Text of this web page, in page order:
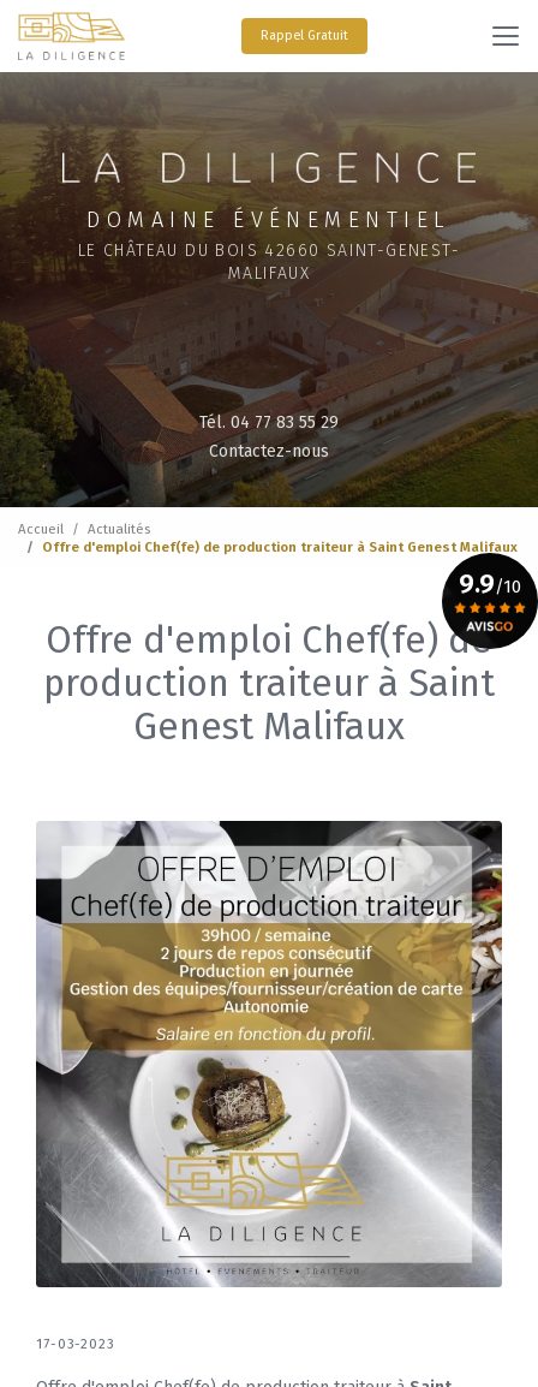
Aller
contenu
Rappel Gratuit
9.9/10
DOMAINE ÉVÉNEMENTIEL
LE CHÂTEAU DU BOIS 42660 SAINT-GENEST-
MALIFAUX
Tél. 04 77 83 55 29
Contactez-nous
Accueil
Actualités
Offre d'emploi Chef(fe) de production traiteur à Saint Genest Malifaux
Offre d'emploi Chef(fe) de
production traiteur à Saint
Genest Malifaux
17-03-2023